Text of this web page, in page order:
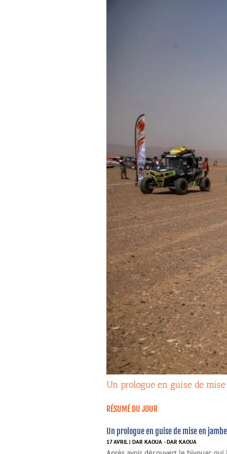
Un prologue en guise de
RÉSUMÉ DU JOUR
Un prologue en guise de mise en
17 AVRIL | DAR KAOUA - DAR KAOUA